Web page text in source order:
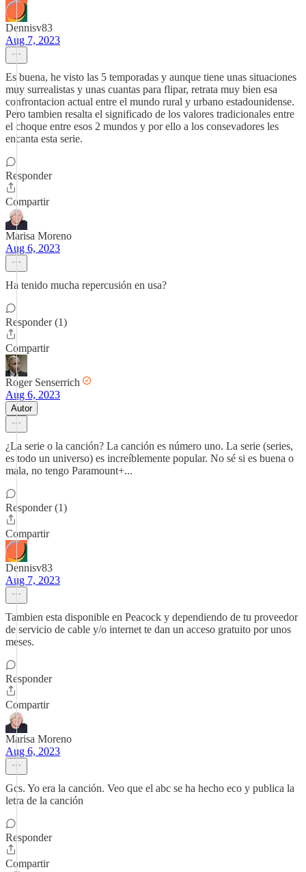
Dennisv83
Aug 7, 2023
Es buena, he visto las 5 temporadas y aunque tiene unas situaciones
muy surrealistas y unas cuantas para flipar, retrata muy bien esa
confrontacion actual entre el mundo rural y urbano estadounidense.
Pero tambien resalta el significado de los valores tradicionales entre
el choque entre esos 2 mundos y por ello a los consevadores les
encanta esta serie.
Responder
Compartir
Marisa Moreno
Aug 6, 2023
Ha tenido mucha repercusión en usa?
Responder (1)
Compartir
Roger Senserrich
Aug 6, 2023
Autor
¿La serie o la canción? La canción es número uno. La serie (series,
es todo un universo) es increíblemente popular. No sé si es buena o
mala, no tengo Paramount+...
Responder (1)
Compartir
Dennisv83
Aug 7, 2023
Tambien esta disponible en Peacock y dependiendo de tu proveedor
de servicio de cable y/o internet te dan un acceso gratuito por unos
meses.
Responder
Compartir
Marisa Moreno
Aug 6, 2023
Gcs. Yo era la canción. Veo que el abc se ha hecho eco y publica la
letra de la canción
Responder
Compartir